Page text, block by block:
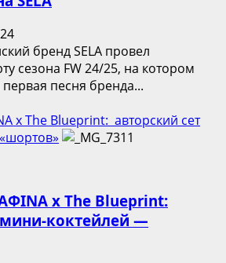
бренд SELA провел
сезона FW 24/25, на котором
песня бренда...
x The Blueprint: авторский сет
x The Blueprint:
мини-коктейлей —